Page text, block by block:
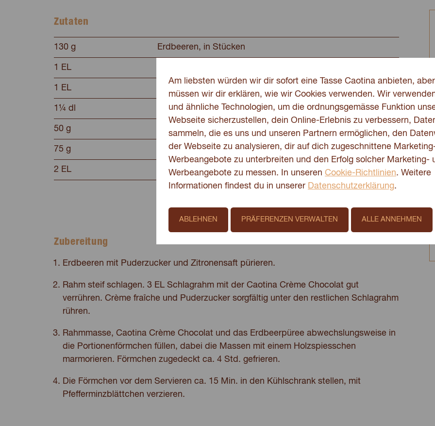
Zutaten
130 g Erdbeeren, in Stücken
1 EL
1 EL
1¼ dl Vollrahm
50 g Caotina Crème Chocolat
75 g Crème fraîche
2 EL Puderzucker
einige Pfefferminzblättchen zum Verzieren
Zubereitung
Erdbeeren mit Puderzucker und Zitronensaft pürieren.
Rahm steif schlagen. 3 EL Schlagrahm mit der Caotina Crème Chocolat gut
verrühren. Crème fraîche und Puderzucker sorgfältig unter den restlichen Schlagrahm
rühren.
Rahmmasse, Caotina Crème Chocolat und das Erdbeerpüree abwechslungsweise in
die Portionenförmchen füllen, dabei die Massen mit einem Holzspiesschen
marmorieren. Förmchen zugedeckt ca. 4 Std. gefrieren.
Die Förmchen vor dem Servieren ca. 15 Min. in den Kühlschrank stellen, mit
Pfefferminzblättchen verzieren.
Am liebsten würden wir dir sofort eine Tasse Caotina anbieten,
müssen wir dir erklären, wie wir Cookies verwenden. Wir
und ähnliche Technologien, um die ordnungsgemässe Funktion
Webseite sicherzustellen, dein Online-Erlebnis zu verbessern,
sammeln, die es uns und unseren Partnern ermöglichen, den
der Webseite zu analysieren, dir auf dich zugeschnittene
Werbeangebote zu unterbreiten und den Erfolg solcher Marketing-
Werbeangebote zu messen. In unseren Cookie-Richtlinien. Weitere
Informationen findest du in unserer Datenschutzerklärung.
ABLEHNEN PRÄFERENZEN VERWALTEN ALLE ANNEHMEN